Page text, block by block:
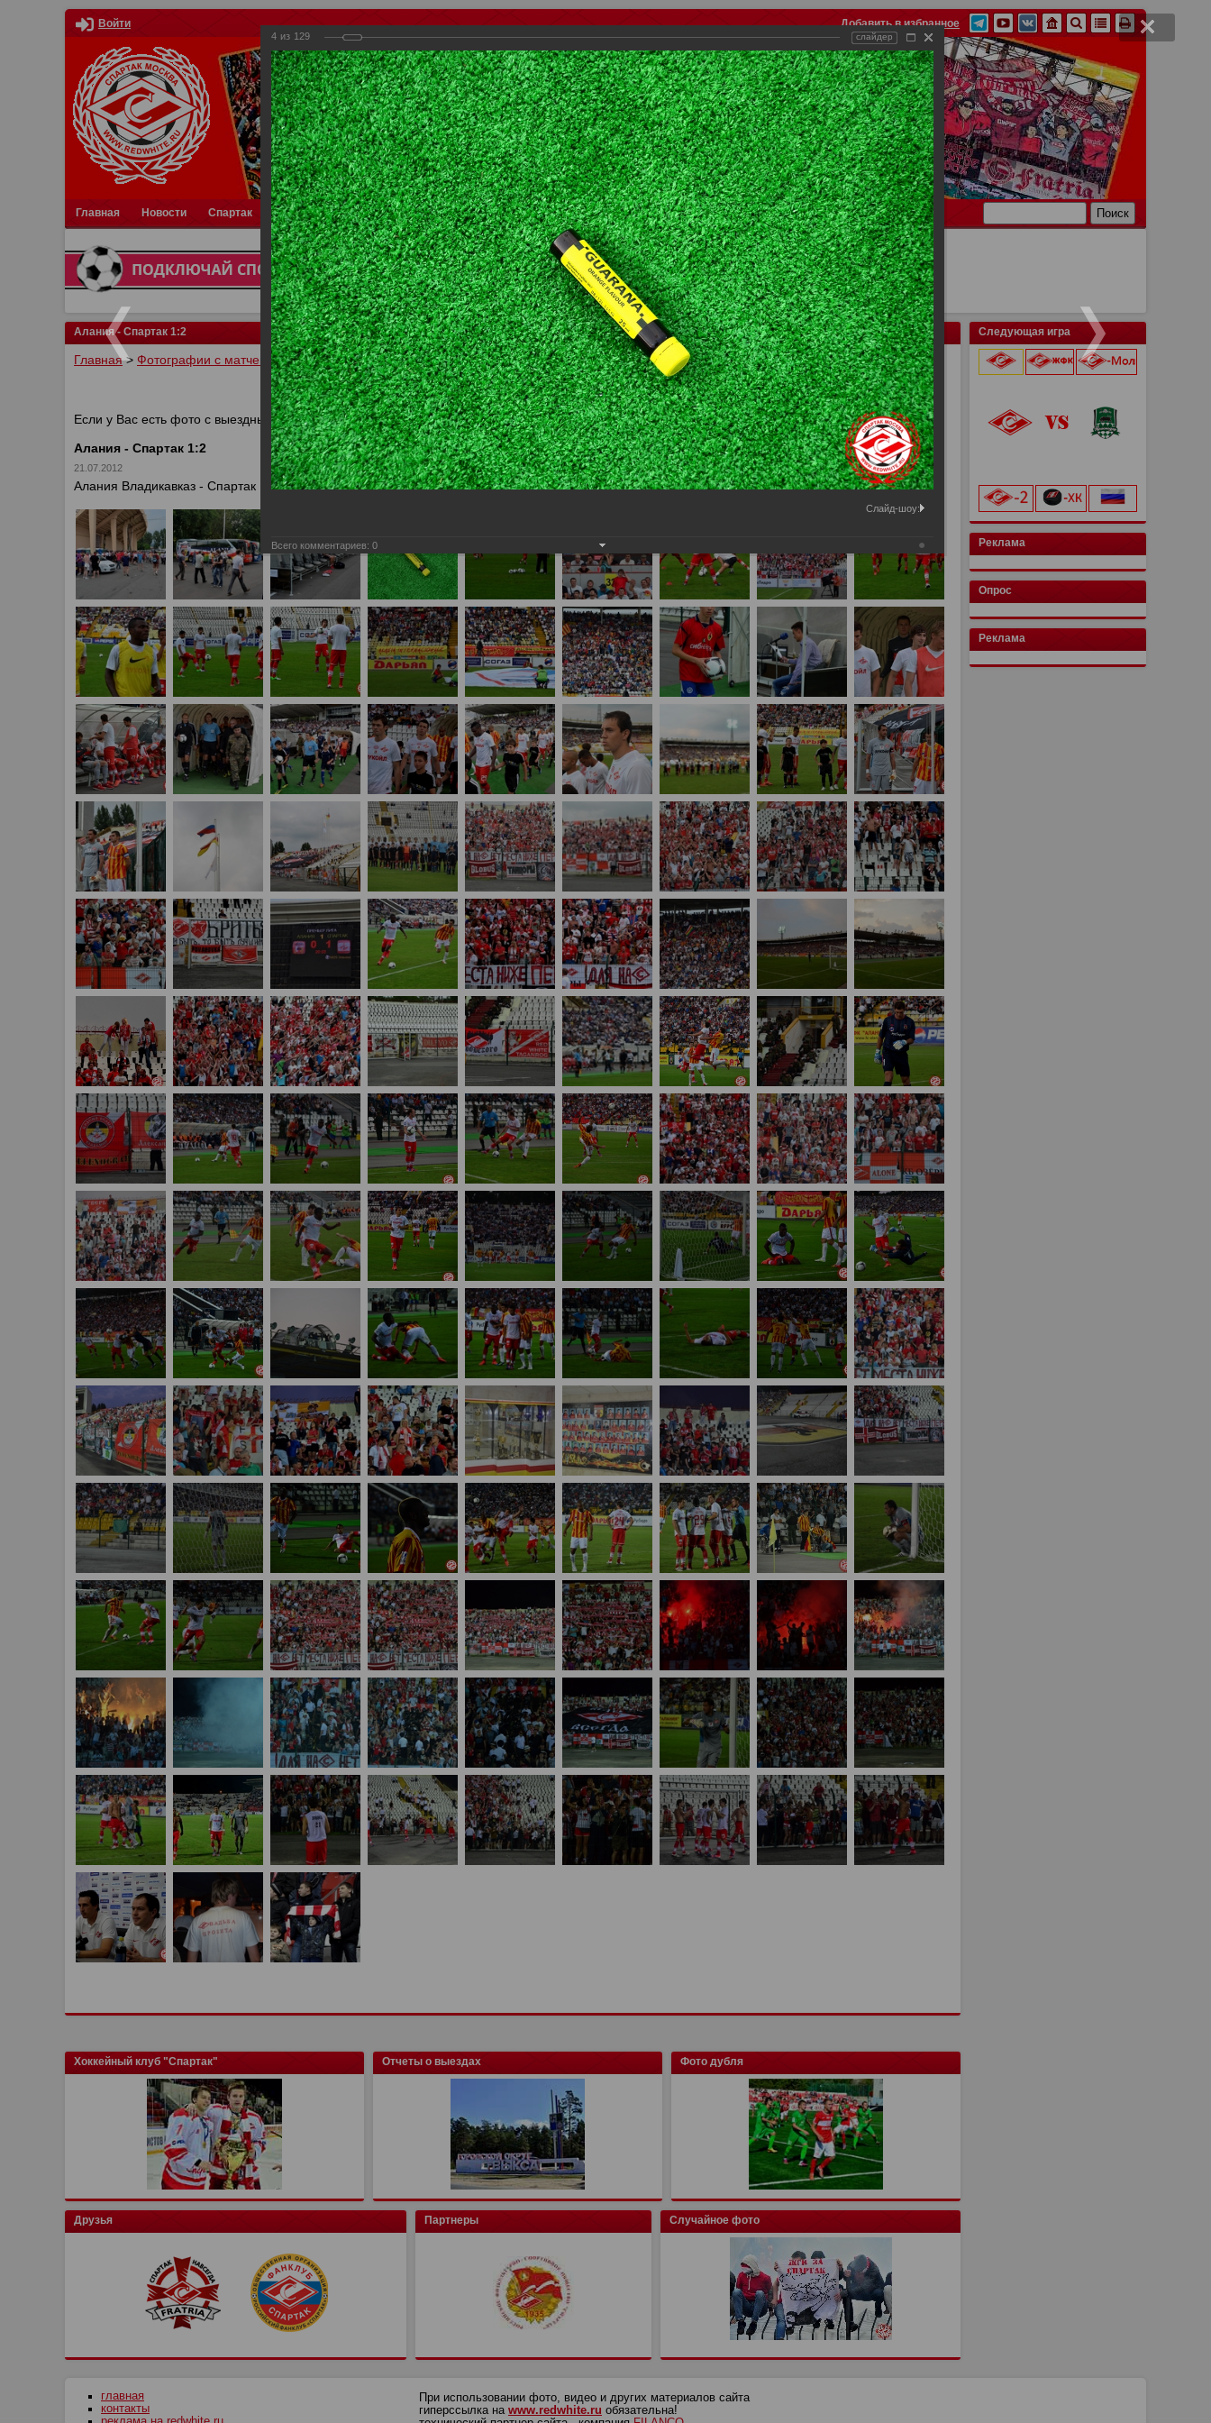
Войти Добавить в избранное
Главная Новости Спартак Турниры Фотки Отчеты Видео Фанату Стадионы О футболе КБ Форум Ссылки Связь
Алания - Спартак 1:2
Главная> Фотографии с матчей Спартака, Сборной Росиии>Фотографии с выездных игр Спартака >Сезон 2012>Алания - Спартак 1:2
Уважаемые посетители нашего сайта!
Если у Вас есть фото с выездных игр Спартака, высылайте нам на почту, мы обязательно разместим их в этом разделе.
Алания - Спартак 1:2
21.07.2012
Алания Владикавказ - Спартак Москва 1:2
Хоккейный клуб "Спартак" Отчеты о выездах Фото дубля
Друзья Партнеры Случайное фото
Следующая игра
Реклама
Опрос
Реклама
главная
контакты
При использовании фото, видео и других материалов сайта
гиперссылка на www.redwhite.ru обязательна!
4 из 129 слайдер
Слайд-шоу:
Всего комментариев: 0